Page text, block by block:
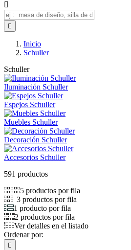


Inicio
Schuller
Schuller
Iluminación Schuller
Espejos Schuller
Muebles Schuller
Decoración Schuller
Accesorios Schuller
591 productos
5 productos por fila
3 productos por fila
1 producto por fila
2 productos por fila
Ver detalles en el listado
Ordenar por:
